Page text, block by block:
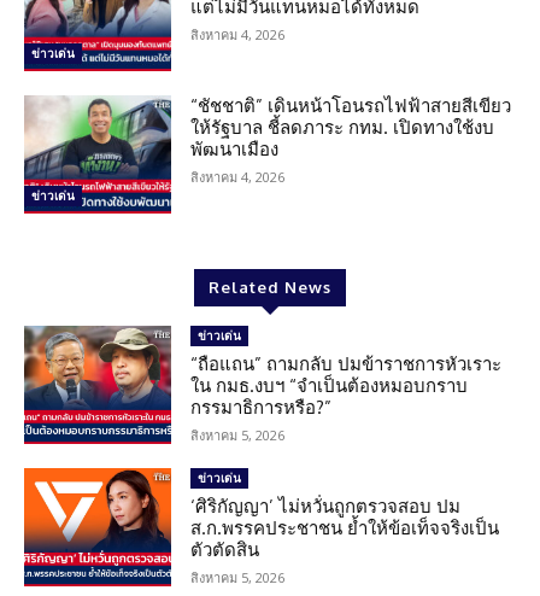
ข่าวเด่น
แต่ไม่มีวันแทนหมอได้ทั้งหมด
สิงหาคม 4, 2026
ข่าวเด่น
“ชัชชาติ” เดินหน้าโอนรถไฟฟ้าสายสีเขียว
ให้รัฐบาล ชี้ลดภาระ กทม. เปิดทางใช้งบ
พัฒนาเมือง
สิงหาคม 4, 2026
Related News
ข่าวเด่น
“ถือแถน” ถามกลับ ปมข้าราชการหัวเราะ
ใน กมธ.งบฯ “จำเป็นต้องหมอบกราบ
กรรมาธิการหรือ?”
สิงหาคม 5, 2026
ข่าวเด่น
‘ศิริกัญญา’ ไม่หวั่นถูกตรวจสอบ ปม
ส.ก.พรรคประชาชน ย้ำให้ข้อเท็จจริงเป็น
ตัวตัดสิน
สิงหาคม 5, 2026